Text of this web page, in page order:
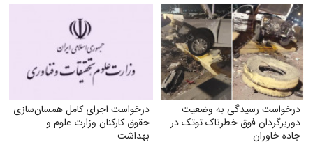
درخواست رسیدگی به وضعیت
دوربرگردان فوق‌ خطرناک توتک در
جاده خاوران
درخواست اجرای کامل همسان‌سازی
حقوق کارکنان وزارت علوم و
بهداشت